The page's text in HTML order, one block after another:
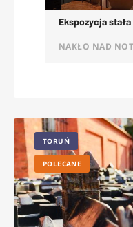
Ekspozycja stała
NAKŁO NAD NOTECIĄ
TORUŃ
POLECANE